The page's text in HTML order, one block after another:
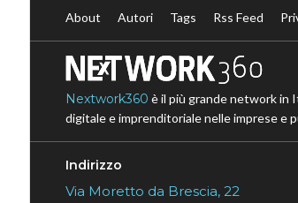
About Autori Tags Rss Feed
Nextwork360 è il più grande network in
digitale e imprenditoriale nelle imprese e
Indirizzo
Via Moretto da Brescia, 22